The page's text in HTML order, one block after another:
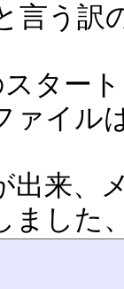
言う
スター
ァイル
出来、
ました